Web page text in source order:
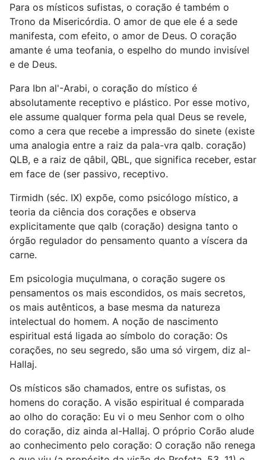
Para os místicos sufistas, o coração é também o
Trono da Misericórdia. O amor de que ele é a sede
manifesta, com efeito, o amor de Deus. O coração
amante é uma teofania, o espelho do mundo invisível
e de Deus.
Para Ibn al'-Arabi, o coração do místico é
absolutamente receptivo e plástico. Por esse motivo,
ele assume qualquer forma pela qual Deus se revele,
como a cera que recebe a impressão do sinete (existe
uma analogia entre a raiz da pala-vra qalb. coração)
QLB, e a raiz de qâbil, QBL, que significa receber, estar
em face de (ser passivo, receptivo.
Tirmidh (séc. IX) expõe, como psicólogo místico, a
teoria da ciência dos corações e observa
explicitamente que qalb (coração) designa tanto o
órgão regulador do pensamento quanto a víscera da
carne.
Em psicologia muçulmana, o coração sugere os
pensamentos os mais escondidos, os mais secretos,
os mais autênticos, a base mesma da natureza
intelectual do homem. A noção de nascimento
espiritual está ligada ao símbolo do coração: Os
corações, no seu segredo, são uma só virgem, diz al-
Hallaj.
Os místicos são chamados, entre os sufistas, os
homens do coração. A visão espiritual é comparada
ao olho do coração: Eu vi o meu Senhor com o olho
do coração, diz ainda al-Hallaj. O próprio Corão alude
ao conhecimento pelo coração: O coração não renega